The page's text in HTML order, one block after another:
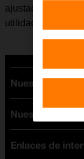
ajustadas
utilidades del
Nuestras tarifas
Tarifas Orange
Tarifas fibra y
Tarifas móviles
Nuestros
Ofertas en
Enlaces de